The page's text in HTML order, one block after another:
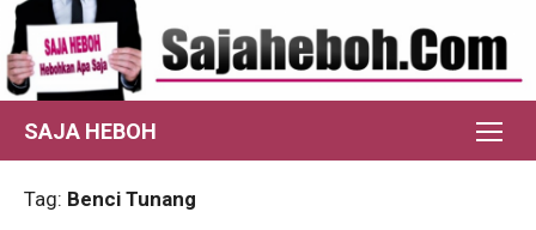
Skip
to
content
SAJA HEBOH
Tag: Benci Tunang